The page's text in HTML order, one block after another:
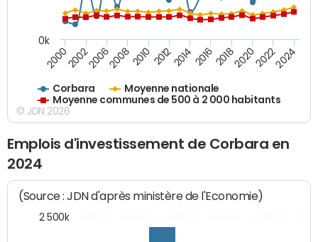
Corbara
Moyenne nationale
Moyenne communes de 500 à 2 000 habitants
20002002200620082010 2012201420162018202020222024
0k
© JDN 2026
Emplois d'investissement de Corbara en
2024
(Source : JDN d'après ministère de l'Economie)
2 500k